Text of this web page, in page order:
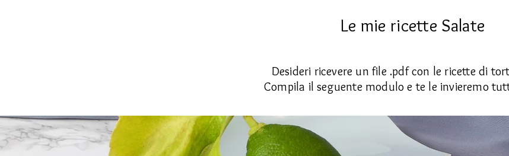
Le mie ricette Salate
Desideri ricevere un file .pdf con le ricette di
Compila il seguente modulo e te le invieremo